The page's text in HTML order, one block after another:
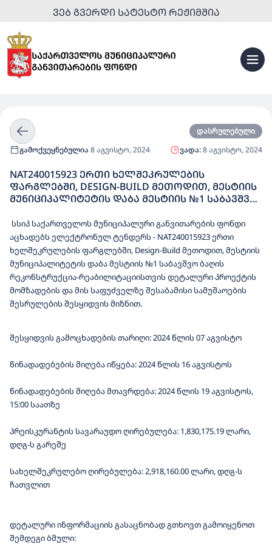
ᲕᲔᲑ ᲒᲕᲔᲠᲓᲘ ᲡᲐᲢᲔᲡᲢᲝ ᲠᲔᲟᲘᲛᲨᲘᲐ
დასრულებული
გამოქვეყნებულია 8 აგვისტო, 2024 ვადა:8 აგვისტო, 2024
NAT240015923 ᲔᲠᲗᲘ ᲮᲔᲚᲨᲔᲙᲠᲣᲚᲔᲑᲘᲡ
ᲤᲐᲠᲒᲚᲔᲑᲨᲘ, DESIGN-BUILD ᲛᲔᲗᲝᲓᲘᲗ, ᲛᲔᲡᲢᲘᲘᲡ
ᲛᲣᲜᲘᲪᲘᲞᲐᲚᲘᲢᲔᲢᲘᲡ ᲓᲐᲑᲐ ᲛᲔᲡᲢᲘᲘᲡ №1 ᲡᲐᲑᲐᲕᲨᲕᲝ
ᲓᲔᲢᲐᲚᲣᲠᲘ ᲞᲠᲝᲔᲥᲢᲘᲡ ᲛᲝᲛᲖᲐᲓᲔᲑᲘᲡ ᲓᲐ ᲛᲘᲡ
ᲡᲐᲤᲣᲫᲕᲔᲚᲖᲔ ᲨᲔᲡᲐᲑᲐᲛᲘᲡᲘ ᲡᲐᲛᲣᲨᲐᲝᲔᲑᲘᲡ
ᲨᲔᲡᲠᲣᲚᲔᲑᲘᲡ ᲨᲔᲡᲧᲘᲓᲕᲐ
სსიპ საქართველოს მუნიციპალური განვითარების ფონდი
აცხადებს ელექტრონულ ტენდერს - NAT240015923 ერთი
ხელშეკრულების ფარგლებში, Design-Build მეთოდით, მესტიის
მუნიციპალიტეტის დაბა მესტიის №1 საბავშვო ბაღის
რეკონსტრუქცია-რეაბილიტაციისთვის დეტალური პროექტის
მომზადების და მის საფუძველზე შესაბამისი სამუშაოების
შესრულების შესყიდვის მიზნით.
შესყიდვის გამოცხადების თარიღი: 2024 წლის 07 აგვისტო
წინადადებების მიღება იწყება: 2024 წლის 16 აგვისტოს
წინადადებების მიღება მთავრდება: 2024 წლის 19 აგვისტოს,
15:00 საათზე
პრეისკურანტის სავარაუდო ღირებულება: 1,830,175.19 ლარი,
დღგ-ს გარეშე
სახელშეკრულებო ღირებულება: 2,918,160.00 ლარი, დღგ-ს
ჩათვლით
დეტალური ინფორმაციის გასაცნობად გთხოვთ გამოიყენოთ
შემდეგი ბმული: